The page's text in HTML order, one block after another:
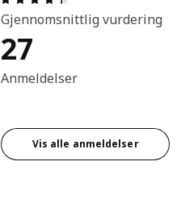
Gjennomsnittlig vurdering
27
Anmeldelser
Vis alle anmeldelser